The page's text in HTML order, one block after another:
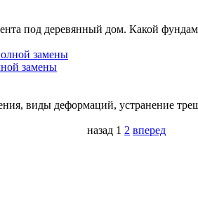
под деревянный дом. Какой
замены
виды деформаций, устранение
назад 1 2 вперед